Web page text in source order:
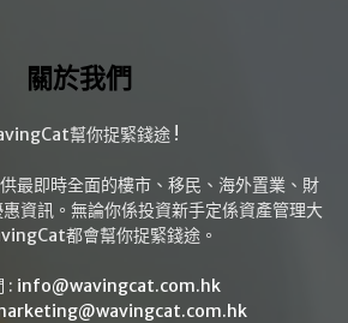
關於我們
幫你捉緊錢途 !
最即時全面的樓市、移民、海外置業、財
資訊。無論你係投資新手定係資產管理大
都會幫你捉緊錢途。
: info@wavingcat.com.hk